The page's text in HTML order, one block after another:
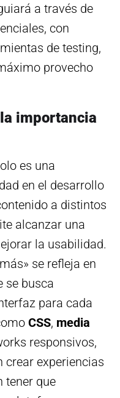
a través de
con
de testing,
provecho
importancia
es una
en el desarrollo
a distintos
alcanzar una
la usabilidad.
se refleja en
se busca
para cada
CSS, media
responsivos,
crear experiencias
tener que